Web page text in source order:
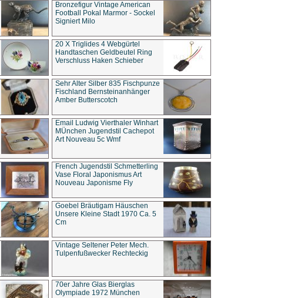
Bronzefigur Vintage American
Football Pokal Marmor - Sockel
Signiert Milo
20 X Triglides 4 Webgürtel
Handtaschen Geldbeutel Ring
Verschluss Haken Schieber
Sehr Alter Silber 835 Fischpunze
Fischland Bernsteinanhänger
Amber Butterscotch
Email Ludwig Vierthaler Winhart
MÜnchen Jugendstil Cachepot
Art Nouveau 5c Wmf
French Jugendstil Schmetterling
Vase Floral Japonismus Art
Nouveau Japonisme Fly
Goebel Bräutigam Häuschen
Unsere Kleine Stadt 1970 Ca. 5
Cm
Vintage Seltener Peter Mech.
Tulpenfußwecker Rechteckig
70er Jahre Glas Bierglas
Olympiade 1972 München